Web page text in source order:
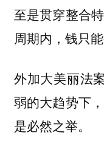
至是贯穿整合
周期内，钱只
外加大美丽法
弱的大趋势下
是必然之举。